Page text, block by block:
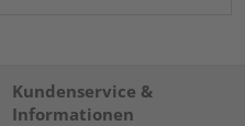
Kundenservice &
Informationen